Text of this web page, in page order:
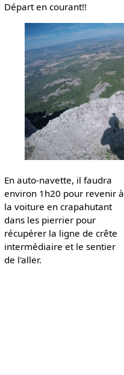
Départ en courant!!
En auto-navette, il faudra
environ 1h20 pour revenir à
la voiture en crapahutant
dans les pierrier pour
récupérer la ligne de crête
intermédiaire et le sentier
de l'aller.